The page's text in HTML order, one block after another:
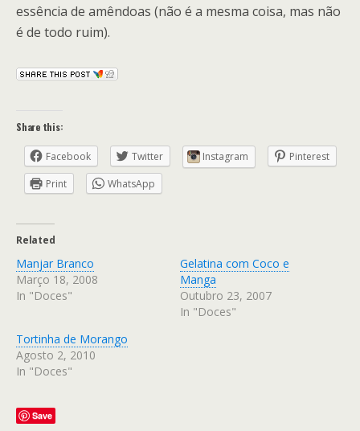
essência de amêndoas (não é a mesma coisa, mas não
é de todo ruim).
Share this:
Facebook Twitter Instagram
Pinterest
Print
WhatsApp
Related
Manjar Branco
Março 18, 2008
In "Doces"
Gelatina com Coco e
Manga
Outubro 23, 2007
In "Doces"
Tortinha de Morango
Agosto 2, 2010
In "Doces"
Save